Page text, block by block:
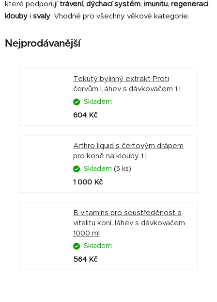
které podporují trávení, dýchací systém, imunitu, regeneraci,
klouby i svaly. Vhodné pro všechny věkové kategorie.
Nejprodávanější
Tekutý bylinný extrakt Proti
červům Láhev s dávkovačem 1 l
Skladem
604 Kč
Arthro liquid s čertovým drápem
pro koně na klouby 1 l
Skladem (5 ks)
1 000 Kč
B vitamins pro soustředěnost a
vitalitu koní, láhev s dávkovačem
1000 ml
Skladem
564 Kč